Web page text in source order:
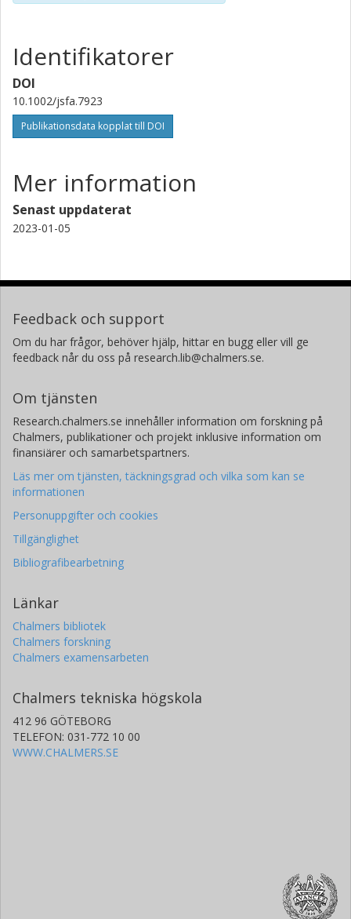
Identifikatorer
DOI
10.1002/jsfa.7923
Publikationsdata kopplat till DOI
Mer information
Senast uppdaterat
2023-01-05
Feedback och support
Om du har frågor, behöver hjälp, hittar en bugg eller vill ge
feedback når du oss på research.lib@chalmers.se.
Om tjänsten
Research.chalmers.se innehåller information om forskning på
Chalmers, publikationer och projekt inklusive information om
finansiärer och samarbetspartners.
Läs mer om tjänsten, täckningsgrad och vilka som kan se
informationen
Personuppgifter och cookies
Tillgänglighet
Bibliografibearbetning
Länkar
Chalmers bibliotek
Chalmers forskning
Chalmers examensarbeten
Chalmers tekniska högskola
412 96 GÖTEBORG
TELEFON: 031-772 10 00
WWW.CHALMERS.SE